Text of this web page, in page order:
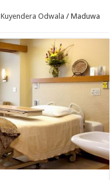
Kuyendera Odwala / Maduwa